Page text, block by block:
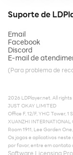
Suporte de
Email
Facebook
Discord
E-mail de
(Para problema de
2026 LDPlayer.net. All
JUST OKAY LIMITED
Office F, 12/F, YHC Tower,
XUANZHI INTERNATIONAL
Room 1911, Lee Garden
Os jogos e aplicativos
por favor, entre em contato
Software Licensing